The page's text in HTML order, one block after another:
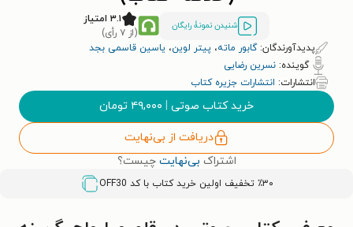
شنیدن نمونۀ رایگان
۳.۱ امتیاز
(از ۷ رأی)
پدیدآورندگان:گابور ماته، پیتر لوین، یاسین قاسمی بجد
گوینده: نسرین رضایی
انتشارات: انتشارات جزیره کتاب
خرید کتاب صوتی | ۴۹,۰۰۰ تومان
دریافت از بی‌نهایت
اشتراک بی‌نهایت چیست؟
٪۳۰ تخفیف اولین خرید کتاب با کد OFF30